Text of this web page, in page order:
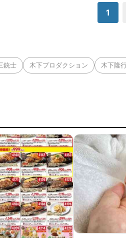
1
銃士 木下プロダクション 木下隆